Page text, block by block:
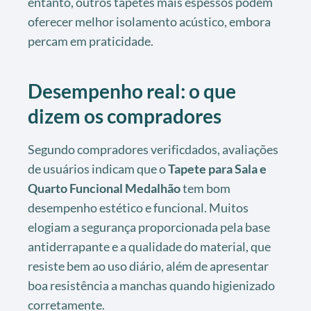
oferecer melhor isolamento acústico, embora
percam em praticidade.
Desempenho real: o que
dizem os compradores
Segundo compradores verificdados, avaliações
de usuários indicam que oTapete para Sala e
Quarto Funcional Medalhãotem bom
desempenho estético e funcional. Muitos
elogiam a segurança proporcionada pela base
antiderrapante e a qualidade do material, que
resiste bem ao uso diário, além de apresentar
boa resistência a manchas quando higienizado
corretamente.